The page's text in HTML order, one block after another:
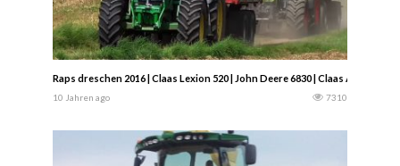
Raps dreschen 2016 | Claas Lexion 520 | John Deere 6830 | Claas Arion 640
10 Jahren ago 7310